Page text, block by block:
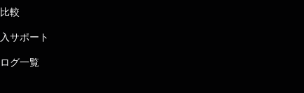
較
サポート
グ一覧